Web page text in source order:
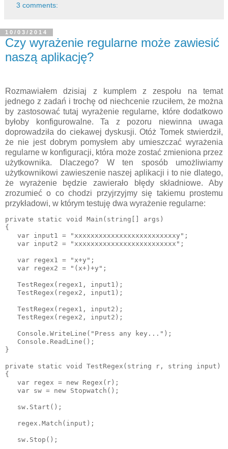
3 comments:
10/03/2014
Czy wyrażenie regularne może zawiesić
naszą aplikację?
Rozmawiałem dzisiaj z kumplem z zespołu na temat
jednego z zadań i trochę od niechcenie rzuciłem, że można
by zastosować tutaj wyrażenie regularne, które dodatkowo
byłoby konfigurowalne. Ta z pozoru niewinna uwaga
doprowadziła do ciekawej dyskusji. Otóż Tomek stwierdził,
że nie jest dobrym pomysłem aby umieszczać wyrażenia
regularne w konfiguracji, która może zostać zmieniona przez
użytkownika. Dlaczego? W ten sposób umożliwiamy
użytkownikowi zawieszenie naszej aplikacji i to nie dlatego,
że wyrażenie będzie zawierało błędy składniowe. Aby
zrozumieć o co chodzi przyjrzyjmy się takiemu prostemu
przykładowi, w którym testuję dwa wyrażenie regularne:
private static void Main(string[] args)
{
   var input1 = "xxxxxxxxxxxxxxxxxxxxxxxxxy";
   var input2 = "xxxxxxxxxxxxxxxxxxxxxxxxx";
   var regex1 = "x+y";
   var regex2 = "(x+)+y";
   TestRegex(regex1, input1);
   TestRegex(regex2, input1);
   TestRegex(regex1, input2);
   TestRegex(regex2, input2);
   Console.WriteLine("Press any key...");
   Console.ReadLine();
}
private static void TestRegex(string r, string input)
{
   var regex = new Regex(r);
   var sw = new Stopwatch();
   sw.Start();
   regex.Match(input);
   sw.Stop();